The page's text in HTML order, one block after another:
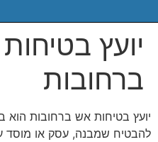
יועץ
ברחובות
יועץ בטיחות אש ברחובות
להבטיח שמבנה, עסק או מוסד